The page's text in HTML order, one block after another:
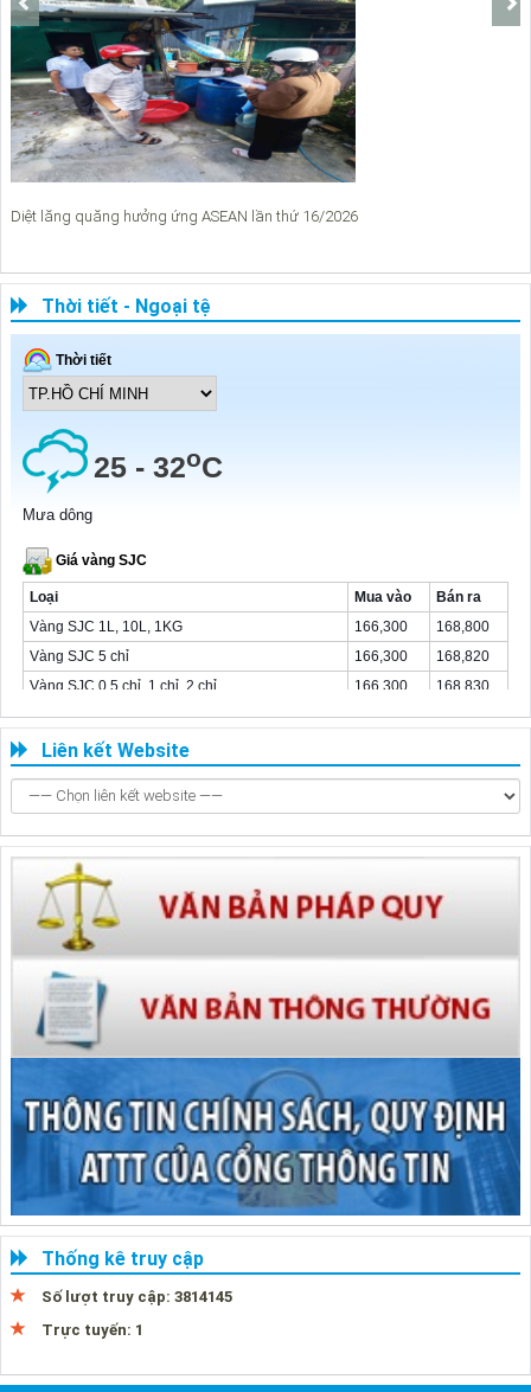
Công văn
Thông báo
Công văn
Công văn
Công văn
Công Văn
Báo cáo
Công văn
Báo Cáo
Diệt lăng quăng hưởng ứng ASEAN lần thứ 16/2026
Thời tiết - Ngoại tệ
Liên kết Website
Thống kê truy cập
Số lượt truy cập: 3814145
Trực tuyến: 1